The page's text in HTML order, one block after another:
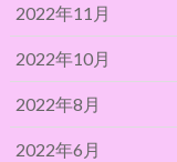
2022年11月
2022年10月
2022年8月
2022年6月